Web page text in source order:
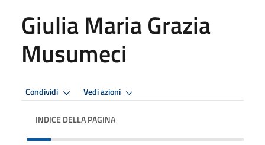
Giulia Maria Grazia
Musumeci
Condividi Vedi azioni
INDICE DELLA PAGINA